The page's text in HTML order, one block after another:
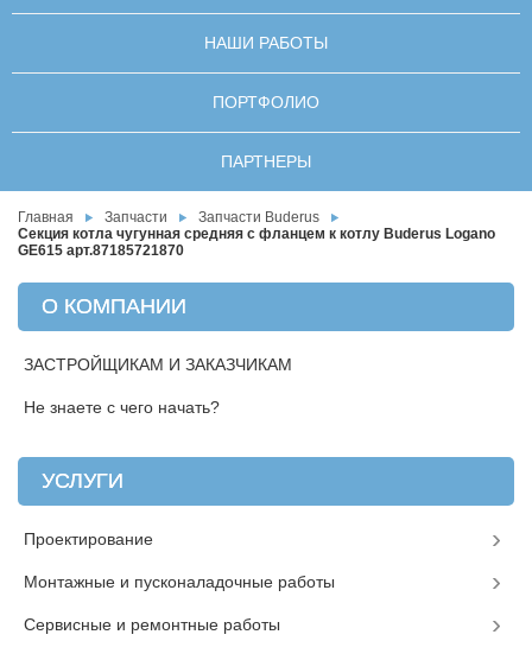
НАШИ РАБОТЫ
ПОРТФОЛИО
ПАРТНЕРЫ
Главная Запчасти
Запчасти Buderus
Секция котла чугунная средняя с фланцем к котлу Buderus Logano
GE615 арт.87185721870
О КОМПАНИИ
ЗАСТРОЙЩИКАМ И ЗАКАЗЧИКАМ
Не знаете с чего начать?
УСЛУГИ
Проектирование
Монтажные и пусконаладочные работы
Сервисные и ремонтные работы